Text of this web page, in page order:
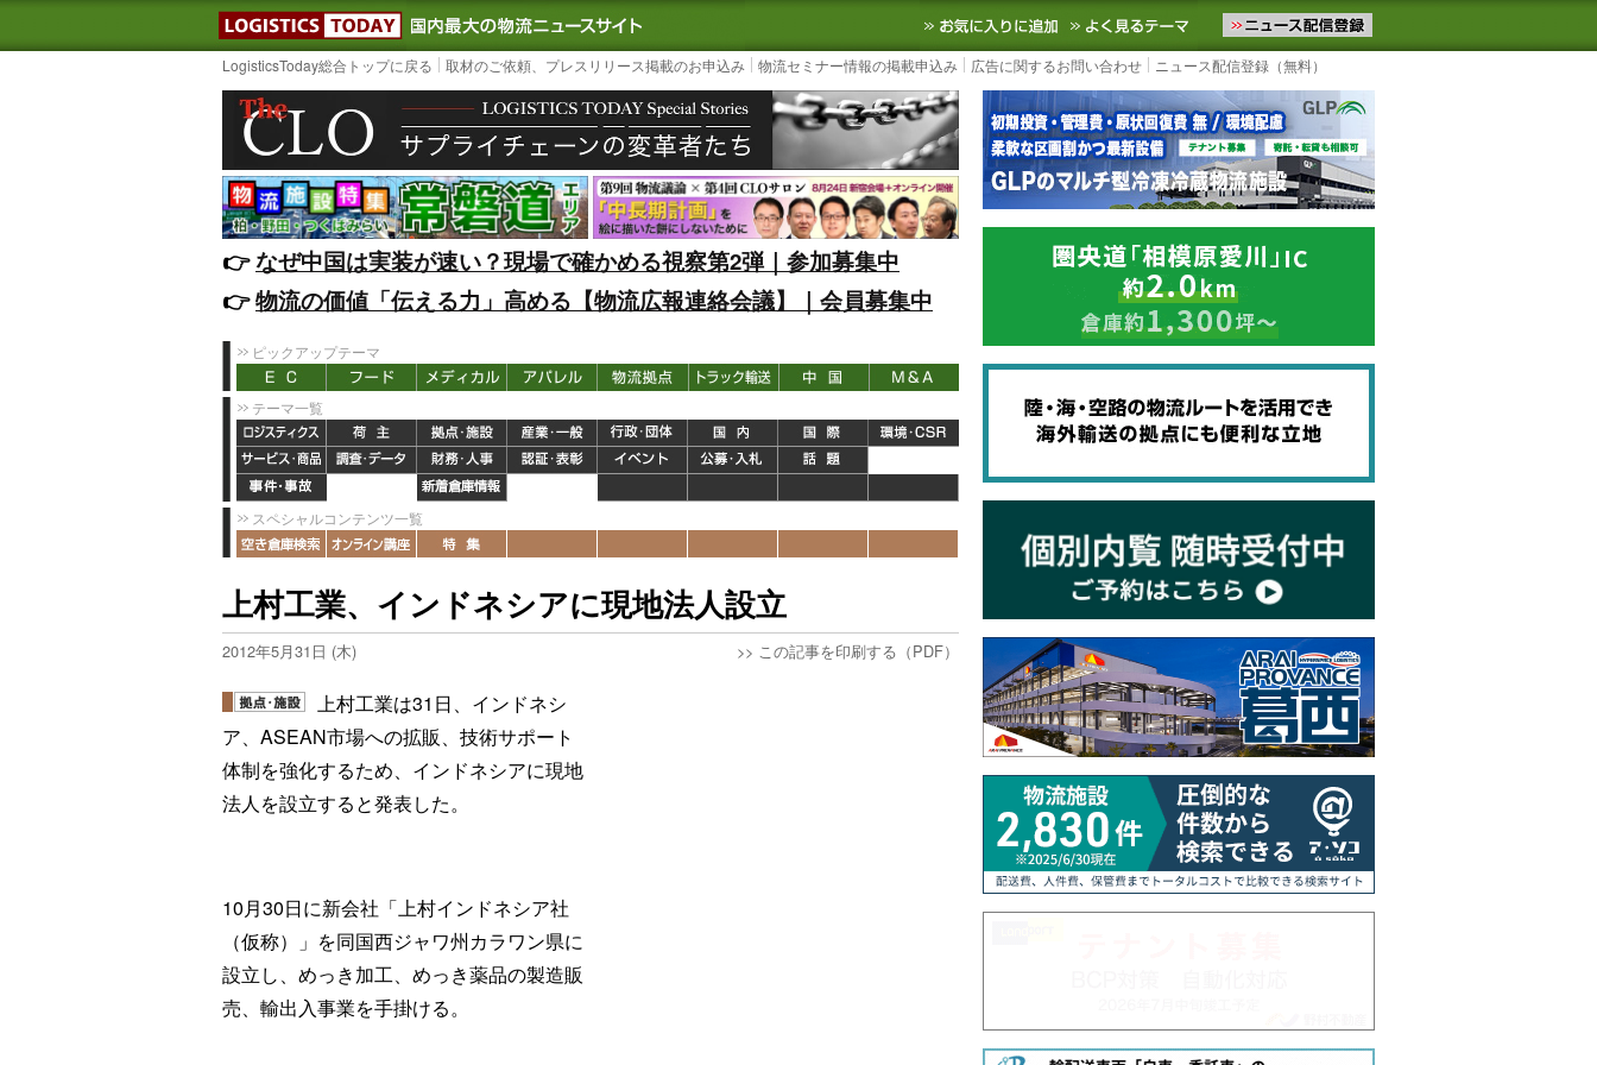
LOGISTICS TODAY｜国内最大の物流ニュースサイト3PL, SCMなど国内外の最新の物流ニュースをお届けします。物流ニュースメール配信を登録す
お気に入りに追加 よく見るテーマ
LogisticsToday総合トップに戻る 取材のご依頼、プレスリリース掲載のお申込み 物流セミナー情報の掲載申込み 広告に関するお問い合わせ ニュース配信登録（無料）
👉️なぜ中国は実装が速い？現場で確かめる視察第2弾｜参加募集中
👉️物流の価値「伝える力」高める【物流広報連絡会議】｜会員募集中
ピックアップテーマ
テーマ一覧
スペシャルコンテンツ一覧
上村工業、インドネシアに現地法人設立
2012年5月31日 (木) >> この記事を印刷する（PDF）
上村工業は31日、インドネシ
ア、ASEAN市場への拡販、技術サポート
体制を強化するため、インドネシアに現地
法人を設立すると発表した。
10月30日に新会社「上村インドネシア社
（仮称）」を同国西ジャワ州カラワン県に
設立し、めっき加工、めっき薬品の製造販
売、輸出入事業を手掛ける。